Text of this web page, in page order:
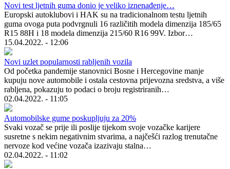
Novi test ljetnih guma donio je veliko iznenađenje…
Europski autoklubovi i HAK su na tradicionalnom testu ljetnih
guma ovoga puta podvrgnuli 16 različitih modela dimenzija 185/65
R15 88H i 18 modela dimenzija 215/60 R16 99V. Izbor…
15.04.2022. - 12:06
Novi uzlet popularnosti rabljenih vozila
Od početka pandemije stanovnici Bosne i Hercegovine manje
kupuju nove automobile i ostala cestovna prijevozna sredstva, a više
rabljena, pokazuju to podaci o broju registriranih…
02.04.2022. - 11:05
Automobilske gume poskupljuju za 20%
Svaki vozač se prije ili poslije tijekom svoje vozačke karijere
susretne s nekim negativnim stvarima, a najčešći razlog trenutačne
nervoze kod većine vozača izazivaju stalna…
02.04.2022. - 11:02